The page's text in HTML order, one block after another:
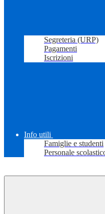
Segreteria (URP)
Pagamenti
Iscrizioni
Info utili
Famiglie e studenti
Personale